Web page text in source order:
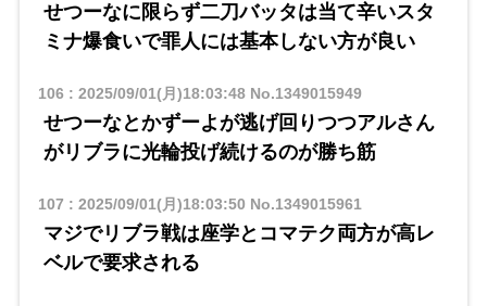
せつーなに限らず二刀バッタは当て辛いスタ
ミナ爆食いで罪人には基本しない方が良い
106 : 2025/09/01(月)18:03:48No.1349015949
せつーなとかずーよが逃げ回りつつアルさん
がリブラに光輪投げ続けるのが勝ち筋
107 : 2025/09/01(月)18:03:50 No.1349015961
マジでリブラ戦は座学とコマテク両方が高レ
ベルで要求される